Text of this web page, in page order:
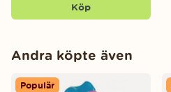
Köp
Andra köpte även
Populär